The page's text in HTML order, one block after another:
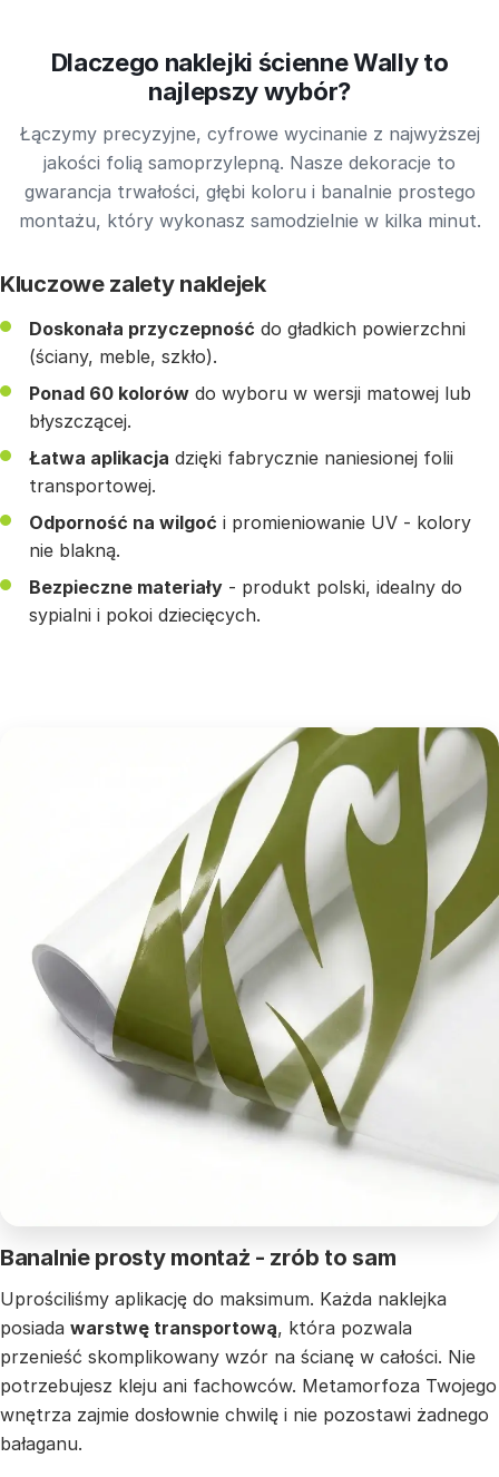
Dlaczego naklejki ścienne Wally to
najlepszy wybór?
Łączymy precyzyjne, cyfrowe wycinanie z najwyższej
jakości folią samoprzylepną. Nasze dekoracje to
gwarancja trwałości, głębi koloru i banalnie prostego
montażu, który wykonasz samodzielnie w kilka minut.
Kluczowe zalety naklejek
Doskonała przyczepność do gładkich powierzchni
(ściany, meble, szkło).
Ponad 60 kolorów do wyboru w wersji matowej lub
błyszczącej.
Łatwa aplikacja dzięki fabrycznie naniesionej folii
transportowej.
Odporność na wilgoć i promieniowanie UV - kolory
nie blakną.
Bezpieczne materiały - produkt polski, idealny do
sypialni i pokoi dziecięcych.
Banalnie prosty montaż - zrób to sam
Uprościliśmy aplikację do maksimum. Każda naklejka
posiada warstwę transportową, która pozwala
przenieść skomplikowany wzór na ścianę w całości. Nie
potrzebujesz kleju ani fachowców. Metamorfoza Twojego
wnętrza zajmie dosłownie chwilę i nie pozostawi żadnego
bałaganu.